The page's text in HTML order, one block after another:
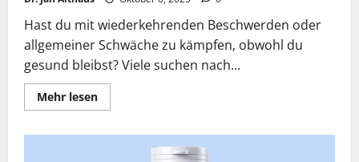
Hast du mit wiederkehrenden Beschwerden oder
allgemeiner Schwäche zu kämpfen, obwohl du
gesund bleibst? Viele suchen nach...
Mehr lesenLesen
Sie
Erfahrungen